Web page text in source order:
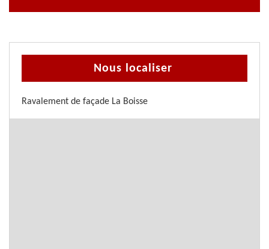
Nous localiser
Ravalement de façade La Boisse